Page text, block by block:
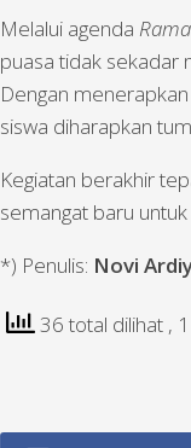
Melalui agenda
puasa tidak sekadar
Dengan
siswa diharapkan
Kegiatan berakhir
semangat baru
*) Penulis: Novi
36 total dilihat ,